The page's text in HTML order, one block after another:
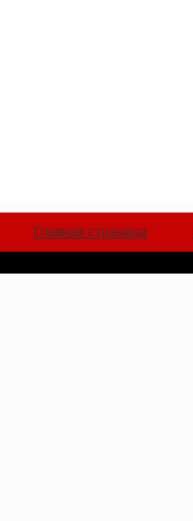
Главная страница